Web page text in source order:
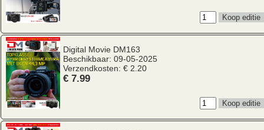
Digital Movie DM163
Beschikbaar: 09-05-2025
Verzendkosten: € 2.20
€ 7.99